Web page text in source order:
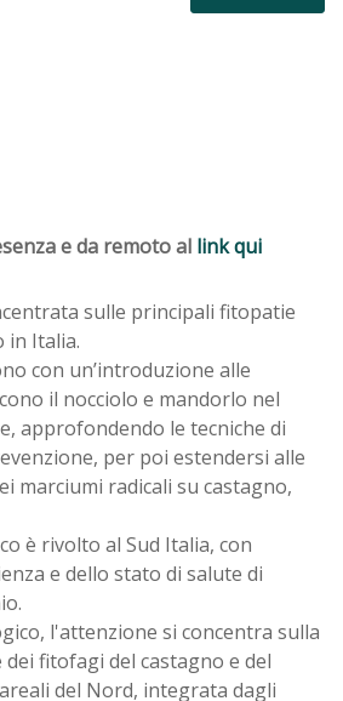
e da remoto al link qui
sulle principali fitopatie
in Italia.
con un’introduzione alle
il nocciolo e mandorlo nel
approfondendo le tecniche di
per poi estendersi alle
marciumi radicali su castagno,
è rivolto al Sud Italia, con
e dello stato di salute di
l'attenzione si concentra sulla
fitofagi del castagno e del
del Nord, integrata dagli